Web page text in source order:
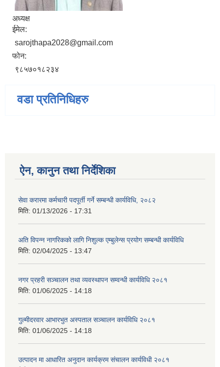
अध्यक्ष
ईमेल:
sarojthapa2028@gmail.com
फोन:
९८५७०१८२३४
वडा प्रतिनिधिहरु
ऐन, कानुन तथा निर्देशिका
सेवा करारमा कर्मचारी पदपूर्ती गर्ने सम्बन्धी कार्यविधि, २०८२
मिति: 01/13/2026 - 17:31
अति विपन्न नागरिकको लागि निशुल्क एम्बुलेन्स प्रयोग सम्बन्धी कार्यविधि
मिति: 02/04/2025 - 13:47
नगर प्रहरी सञ्चालन तथा व्यवस्थापन सम्वन्धी कार्यविधि २०८१
मिति: 01/06/2025 - 14:18
गुल्मीदरवार आभारभुत अस्पताल सञ्चालन कार्यविधि २०८१
मिति: 01/06/2025 - 14:18
उत्पादन मा आधारित अनुदान कार्यक्रम संचालन कार्यविधी २०८१